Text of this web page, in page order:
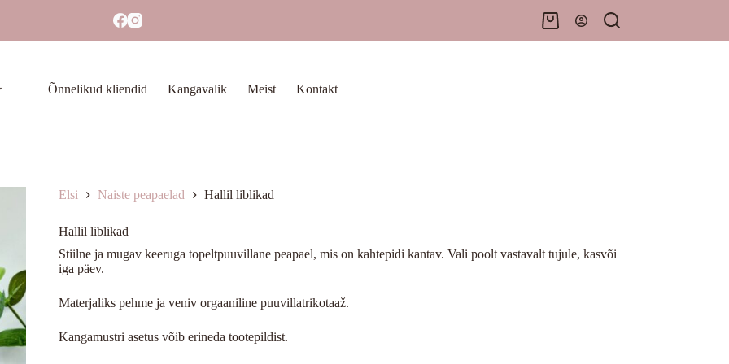
Shopping
cart
Õnnelikud kliendid Kangavalik Meist Kontakt
Elsi Naiste peapaelad Hallil liblikad
Hallil liblikad
Stiilne ja mugav keeruga topeltpuuvillane peapael, mis on kahtepidi kantav. Vali poolt vastavalt tujule, kasvõi
iga päev.
Materjaliks pehme ja veniv orgaaniline puuvillatrikotaaž.
Kangamustri asetus võib erineda tootepildist.